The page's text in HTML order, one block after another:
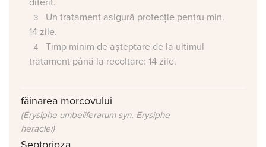
diferit.
Un tratament asigură protecție pentru min.
14 zile.
Timp minim de așteptare de la ultimul
tratament până la recoltare: 14 zile.
făinarea morcovului
(Erysiphe umbeliferarum syn. Erysiphe
heraclei)